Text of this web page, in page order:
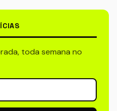
toda semana no